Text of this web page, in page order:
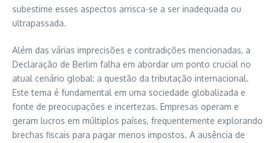
subestime esses aspectos arrisca-se a ser inadequada ou
ultrapassada.
Além das várias imprecisões e contradições mencionadas, a
Declaração de Berlim falha em abordar um ponto crucial no
atual cenário global: a questão da tributação internacional.
Este tema é fundamental em uma sociedade globalizada e
fonte de preocupações e incertezas. Empresas operam e
geram lucros em múltiplos países, frequentemente explorando
brechas fiscais para pagar menos impostos. A ausência de